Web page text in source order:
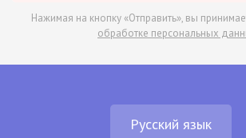
Нажимая на кнопку «Отправить», вы
обработке персональных
Русский язык